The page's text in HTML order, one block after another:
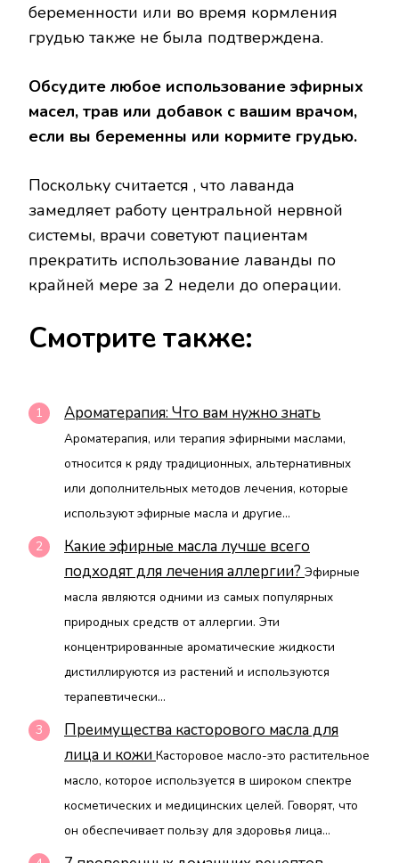
беременности или во время кормления
грудью также не была подтверждена.
Обсудите любое использование эфирных
масел, трав или добавок с вашим врачом,
если вы беременны или кормите грудью.
Поскольку считается , что лаванда
замедляет работу центральной нервной
системы, врачи советуют пациентам
прекратить использование лаванды по
крайней мере за 2 недели до операции.
Смотрите также:
Ароматерапия: Что вам нужно знать
Ароматерапия, или терапия эфирными маслами,
относится к ряду традиционных, альтернативных
или дополнительных методов лечения, которые
используют эфирные масла и другие...
Какие эфирные масла лучше всего
подходят для лечения аллергии? Эфирные
масла являются одними из самых популярных
природных средств от аллергии. Эти
концентрированные ароматические жидкости
дистиллируются из растений и используются
терапевтически...
Преимущества касторового масла для
лица и кожи Касторовое масло-это растительное
масло, которое используется в широком спектре
косметических и медицинских целей. Говорят, что
он обеспечивает пользу для здоровья лица...